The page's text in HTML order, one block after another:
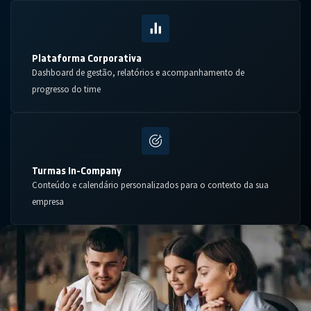
Plataforma Corporativa
Dashboard de gestão, relatórios e acompanhamento de
progresso do time
Turmas In-Company
Conteúdo e calendário personalizados para o contexto da sua
empresa